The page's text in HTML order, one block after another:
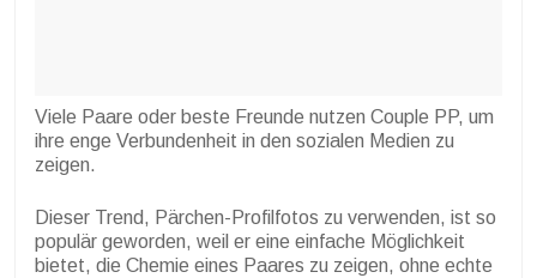
Viele Paare oder beste Freunde nutzen Couple PP, um
ihre enge Verbundenheit in den sozialen Medien zu
zeigen.
Dieser Trend, Pärchen-Profilfotos zu verwenden, ist so
populär geworden, weil er eine einfache Möglichkeit
bietet, die Chemie eines Paares zu zeigen, ohne echte